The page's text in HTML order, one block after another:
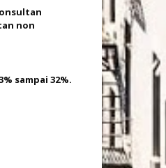
non
sampai 32%.